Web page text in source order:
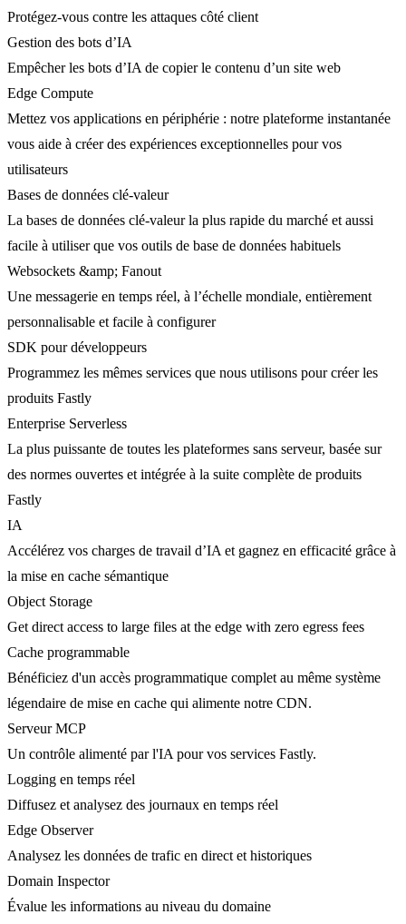
Protégez-vous contre les attaques côté client
Gestion des bots d’IA
Empêcher les bots d’IA de copier le contenu d’un site web
Edge Compute
Mettez vos applications en périphérie : notre plateforme instantanée
vous aide à créer des expériences exceptionnelles pour vos
utilisateurs
Bases de données clé-valeur
La bases de données clé-valeur la plus rapide du marché et aussi
facile à utiliser que vos outils de base de données habituels
Websockets &amp; Fanout
Une messagerie en temps réel, à l’échelle mondiale, entièrement
personnalisable et facile à configurer
SDK pour développeurs
Programmez les mêmes services que nous utilisons pour créer les
produits Fastly
Enterprise Serverless
La plus puissante de toutes les plateformes sans serveur, basée sur
des normes ouvertes et intégrée à la suite complète de produits
Fastly
IA
Accélérez vos charges de travail d’IA et gagnez en efficacité grâce à
la mise en cache sémantique
Object Storage
Get direct access to large files at the edge with zero egress fees
Cache programmable
Bénéficiez d'un accès programmatique complet au même système
légendaire de mise en cache qui alimente notre CDN.
Serveur MCP
Un contrôle alimenté par l'IA pour vos services Fastly.
Logging en temps réel
Diffusez et analysez des journaux en temps réel
Edge Observer
Analysez les données de trafic en direct et historiques
Domain Inspector
Évalue les informations au niveau du domaine